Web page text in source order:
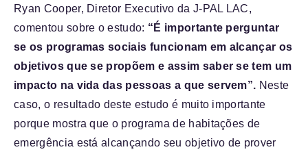
Ryan Cooper, Diretor Executivo da J-PAL LAC,
comentou sobre o estudo: “É importante perguntar
se os programas sociais funcionam em alcançar os
objetivos que se propõem e assim saber se tem um
impacto na vida das pessoas a que servem”. Neste
caso, o resultado deste estudo é muito importante
porque mostra que o programa de habitações de
emergência está alcançando seu objetivo de prover